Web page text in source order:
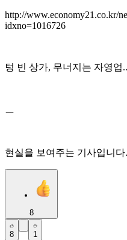
http://www.economy21.co.kr/
idxno=1016726
텅 빈 상가, 무너지는 자영업
ㅡ
현실을 보여주는 기사입니
8
8 1